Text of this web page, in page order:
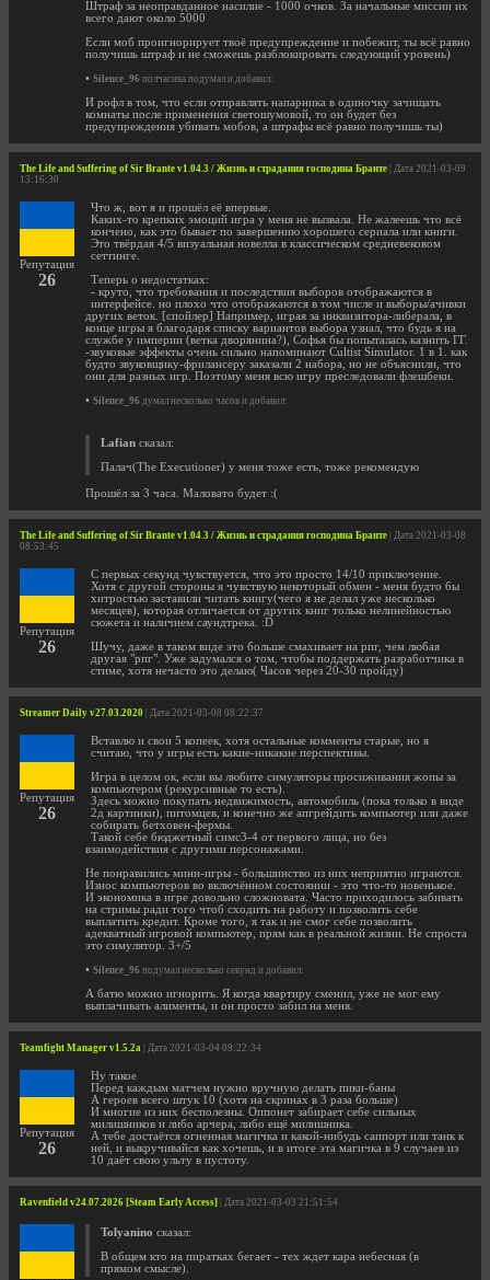
Штраф за неоправданное насилие - 1000 очков. За начальные миссии их
всего дают около 5000
Если моб проигнорирует твоё предупреждение и побежит, ты всё равно
получишь штраф и не сможешь разблокировать следующий уровень)
• Silence_96 полчасика подумал и добавил:
И рофл в том, что если отправлять напарника в одиночку зачищать
комнаты после применения светошумовой, то он будет без
предупреждения убивать мобов, а штрафы всё равно получишь ты)
The Life and Suffering of Sir Brante v1.04.3 / Жизнь и страдания господина Бранте | Дата 2021-03-09
13:16:30
Репутация
26
Что ж, вот я и прошёл её впервые.
Каких-то крепких эмоций игра у меня не вызвала. Не жалеешь что всё
кончено, как это бывает по завершению хорошего сериала или книги.
Это твёрдая 4/5 визуальная новелла в классическом средневековом
сеттинге.
Теперь о недостатках:
- круто, что требования и последствия выборов отображаются в
интерфейсе. но плохо что отображаются в том числе и выборы/ачивки
других веток. [спойлер] Например, играя за инквизитора-либерала, в
конце игры я благодаря списку вариантов выбора узнал, что будь я на
службе у империи (ветка дворянина?), Софья бы попыталась казнить ГГ.
-звуковые эффекты очень сильно напоминают Cultist Simulator. 1 в 1. как
будто звуковщику-фрилансеру заказали 2 набора, но не объяснили, что
они для разных игр. Поэтому меня всю игру преследовали флешбеки.
• Silence_96 думал несколько часов и добавил:
Lafian сказал:
Палач(The Executioner) у меня тоже есть, тоже рекомендую
Прошёл за 3 часа. Маловато будет :(
The Life and Suffering of Sir Brante v1.04.3 / Жизнь и страдания господина Бранте | Дата 2021-03-08
08:53:45
Репутация
26
С первых секунд чувствуется, что это просто 14/10 приключение.
Хотя с другой стороны я чувствую некоторый обмен - меня будто бы
хитростью заставили читать книгу(чего я не делал уже несколько
месяцев), которая отличается от других книг только нелинейностью
сюжета и наличием саундтрека. :D
Шучу, даже в таком виде это больше смахивает на рпг, чем любая
другая "рпг". Уже задумался о том, чтобы поддержать разработчика в
стиме, хотя нечасто это делаю( Часов через 20-30 пройду)
Streamer Daily v27.03.2020 | Дата 2021-03-08 08:22:37
Репутация
26
Вставлю и свои 5 копеек, хотя остальные комменты старые, но я
считаю, что у игры есть какие-никакие перспективы.
Игра в целом ок, если вы любите симуляторы просиживания жопы за
компьютером (рекурсивные то есть).
Здесь можно покупать недвижимость, автомобиль (пока только в виде
2д картинки), питомцев, и конечно же апгрейдить компьютер или даже
собирать бетховен-фермы.
Такой себе бюджетный симс3-4 от первого лица, но без
взаимодействия с другими персонажами.
Не понравились мини-игры - большинство из них неприятно играются.
Износ компьютеров во включённом состоянии - это что-то новенькое.
И экономика в игре довольно сложновата. Часто приходилось забивать
на стримы ради того чтоб сходить на работу и позволить себе
выплатить кредит. Кроме того, я так и не смог себе позволить
адекватный игровой компьютер, прям как в реальной жизни. Не спроста
это симулятор. 3+/5
• Silence_96 подумал несколько секунд и добавил:
А батю можно игнорить. Я когда квартиру сменил, уже не мог ему
выплачивать алименты, и он просто забил на меня.
Teamfight Manager v1.5.2a | Дата 2021-03-04 09:22:34
Репутация
26
Ну такое
Перед каждым матчем нужно вручную делать пики-баны
А героев всего штук 10 (хотя на скринах в 3 раза больше)
И многие из них бесполезны. Оппонет забирает себе сильных
милишников и либо арчера, либо ещё милишника.
А тебе достаётся огненная магичка и какой-нибудь саппорт или танк к
ней, и выкручивайся как хочешь, и в итоге эта магичка в 9 случаев из
10 даёт свою ульту в пустоту.
Ravenfield v24.07.2026 [Steam Early Access] | Дата 2021-03-03 21:51:54
Tolyanino сказал:
В общем кто на пиратках бегает - тех ждет кара небесная (в
прямом смысле).